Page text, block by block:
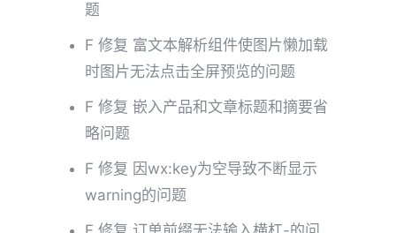
题
F 修复 富文本解析组件使图片懒加载
时图片无法点击全屏预览的问题
F 修复 嵌入产品和文章标题和摘要省
略问题
F 修复 因wx:key为空导致不断显示
warning的问题